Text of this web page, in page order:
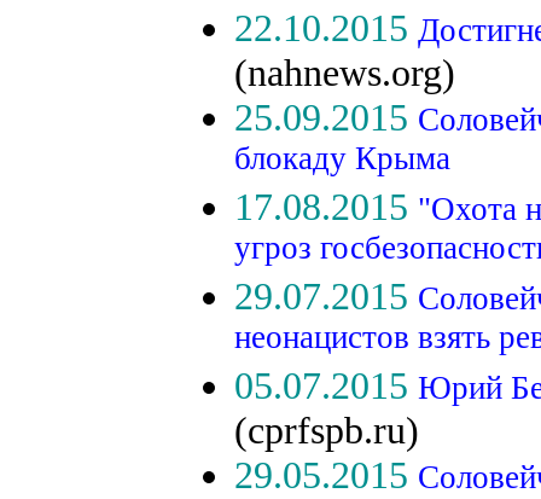
22.10.2015
(nahnews.org)
25.09.2015
блокаду Крыма
17.08.2015 "Охота
угроз
29.07.2015
неонацистов взять
05.07.2015 Юрий
(cprfspb.ru)
29.05.2015